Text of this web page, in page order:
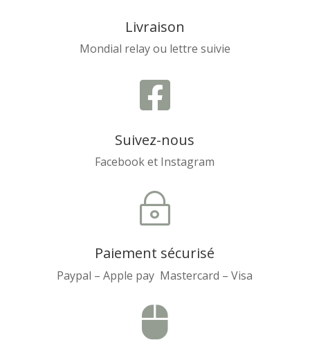
Livraison
Mondial relay ou lettre suivie

Suivez-nous
Facebook et Instagram
~
Paiement sécurisé
Paypal – Apple pay Mastercard – Visa
